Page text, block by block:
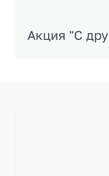
Акция "С